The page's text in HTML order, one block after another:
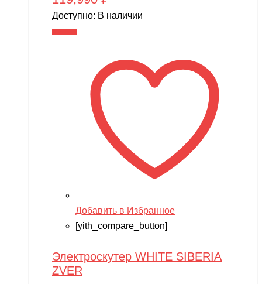
Доступно: В наличии
Добавить в Избранное
[yith_compare_button]
Электроскутер WHITE SIBERIA
ZVER